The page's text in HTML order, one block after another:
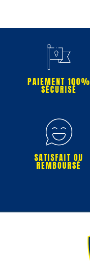
PAIEMENT 100%
SÉCURISÉ
SATISFAIT OU
REMBOURSÉ